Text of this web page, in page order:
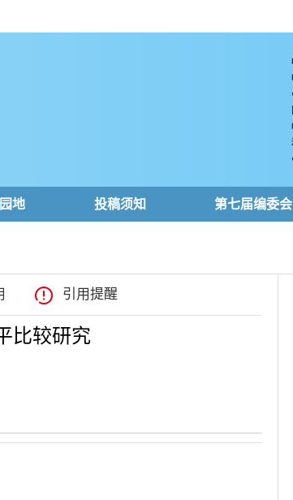
地 投稿须知 第七届编委会
引用提醒
比较研究